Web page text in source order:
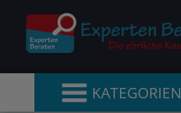
KATEGORIEN